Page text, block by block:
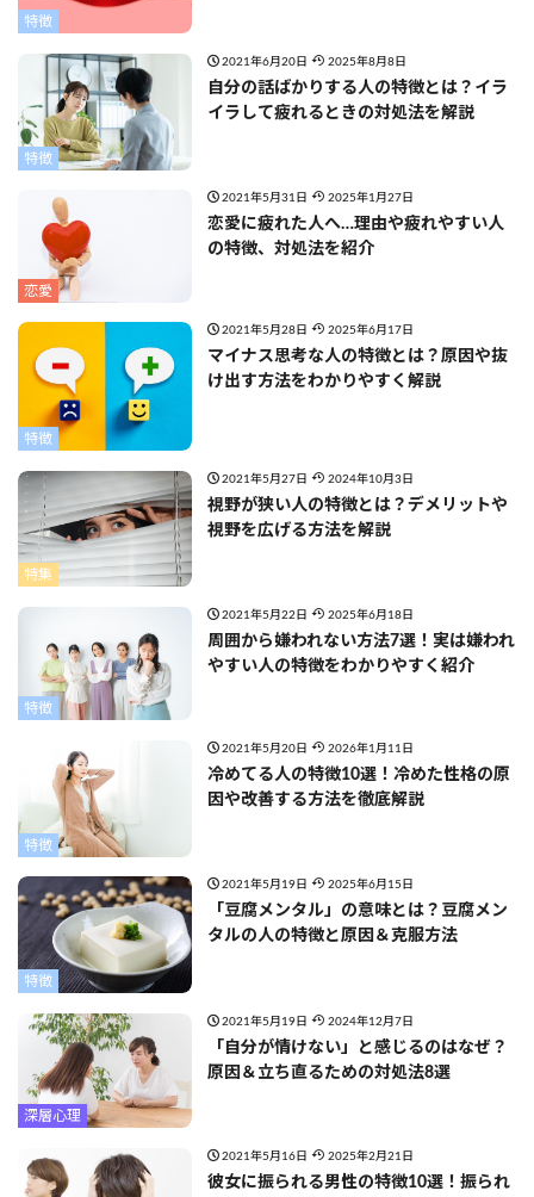
特徴
特徴
2021年6月20日 2025年8月8日
自分の話ばかりする人の特徴とは？イラ
イラして疲れるときの対処法を解説
恋愛
2021年5月31日 2025年1月27日
恋愛に疲れた人へ…理由や疲れやすい人
の特徴、対処法を紹介
特徴
2021年5月28日 2025年6月17日
マイナス思考な人の特徴とは？原因や抜
け出す方法をわかりやすく解説
特集
2021年5月27日 2024年10月3日
視野が狭い人の特徴とは？デメリットや
視野を広げる方法を解説
特徴
2021年5月22日 2025年6月18日
周囲から嫌われない方法7選！実は嫌われ
やすい人の特徴をわかりやすく紹介
特徴
2021年5月20日 2026年1月11日
冷めてる人の特徴10選！冷めた性格の原
因や改善する方法を徹底解説
特徴
2021年5月19日 2025年6月15日
「豆腐メンタル」の意味とは？豆腐メン
タルの人の特徴と原因＆克服方法
深層心理
2021年5月19日 2024年12月7日
「自分が情けない」と感じるのはなぜ？
原因＆立ち直るための対処法8選
2021年5月16日 2025年2月21日
彼女に振られる男性の特徴10選！振られ